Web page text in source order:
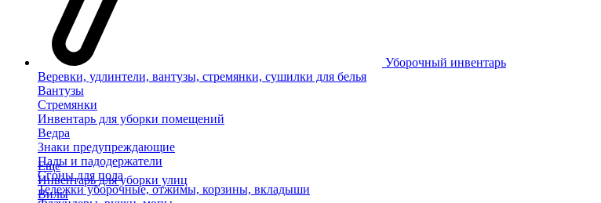
Уборочный инвентарь
Веревки, удлинтели, вантузы, стремянки, сушилки для белья
Вантузы
Стремянки
Инвентарь для уборки помещений
Ведра
Знаки предупреждающие
Пады и падодержатели
Сгоны для пола
Тележки уборочные, отжимы, корзины, вкладыши
Еще
Инвентарь для уборки улиц
Вилы